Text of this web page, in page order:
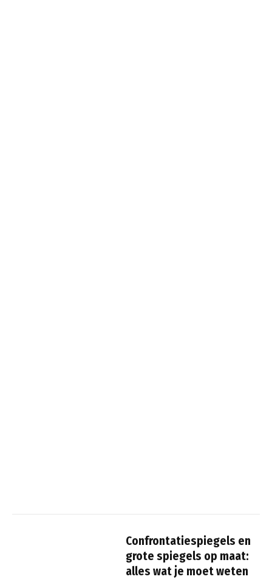
Confrontatiespiegels en
grote spiegels op maat:
alles wat je moet weten